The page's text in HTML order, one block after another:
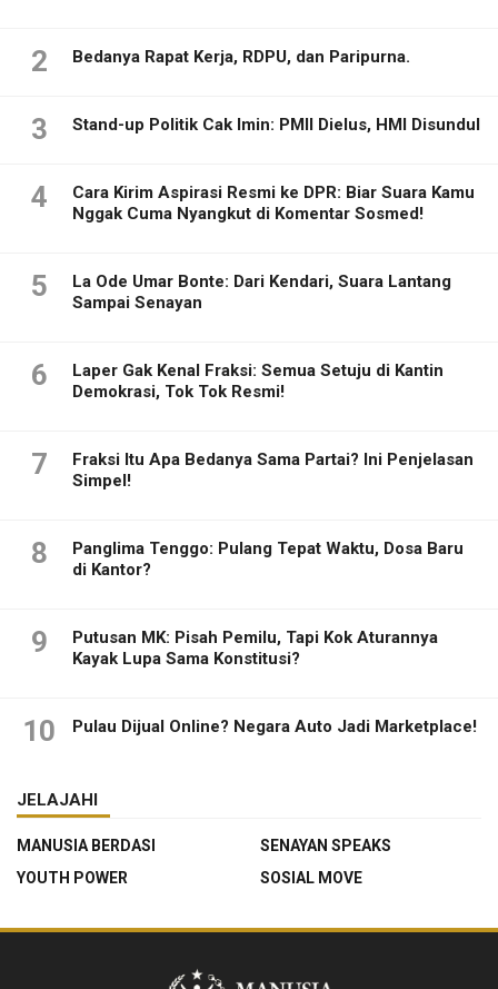
2 Bedanya Rapat Kerja, RDPU, dan Paripurna.
3 Stand-up Politik Cak Imin: PMII Dielus, HMI Disundul
4
Cara Kirim Aspirasi Resmi ke DPR: Biar Suara Kamu
Nggak Cuma Nyangkut di Komentar Sosmed!
5
La Ode Umar Bonte: Dari Kendari, Suara Lantang
Sampai Senayan
6
Laper Gak Kenal Fraksi: Semua Setuju di Kantin
Demokrasi, Tok Tok Resmi!
7
Fraksi Itu Apa Bedanya Sama Partai? Ini Penjelasan
Simpel!
8
Panglima Tenggo: Pulang Tepat Waktu, Dosa Baru
di Kantor?
9
Putusan MK: Pisah Pemilu, Tapi Kok Aturannya
Kayak Lupa Sama Konstitusi?
10 Pulau Dijual Online? Negara Auto Jadi Marketplace!
JELAJAHI
MANUSIA BERDASI
SENAYAN SPEAKS
YOUTH POWER
SOSIAL MOVE